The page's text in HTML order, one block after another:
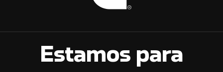
Estamos para